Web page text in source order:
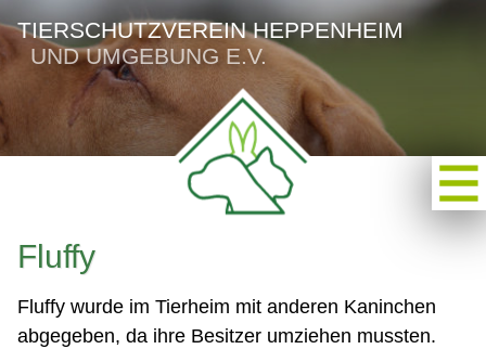
TIERSCHUTZVEREIN HEPPENHEIM
UND UMGEBUNG E.V.
Fluffy
Fluffy wurde im Tierheim mit anderen Kaninchen
abgegeben, da ihre Besitzer umziehen mussten.